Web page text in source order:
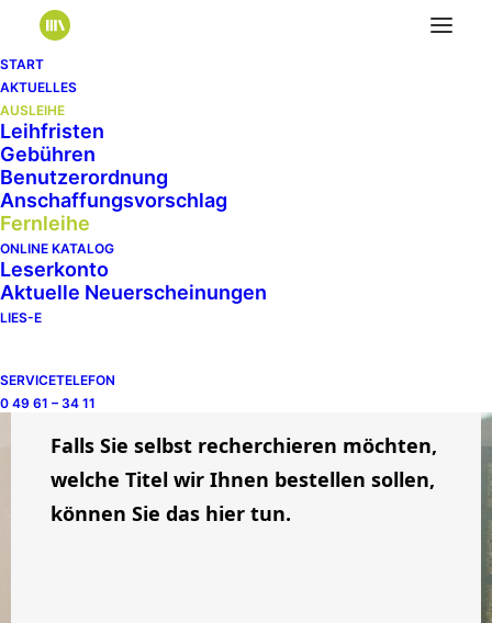
START
AKTUELLES
AUSLEIHE
Leihfristen
Gebühren
Benutzerordnung
Anschaffungsvorschlag
Fernleihe
ONLINE KATALOG
Leserkonto
Aktuelle Neuerscheinungen
LIES-E
SERVICETELEFON
0 49 61 – 34 11
Titel, die Sie in unserem
Bestand nicht finden,
besorgen wir gerne über den
Leihverkehr der deutschen
Bibliotheken für Sie.
lediglich die anfallenden Portokosten.
Falls Sie selbst recherchieren möchten,
welche Titel wir Ihnen bestellen sollen,
können Sie das hier tun.